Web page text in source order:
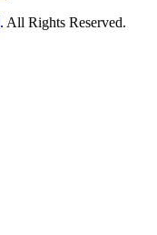
. All Rights Reserved.